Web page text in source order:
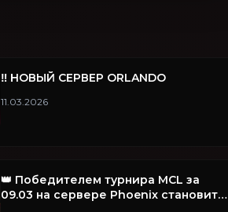
‼️ НОВЫЙ СЕРВЕР ORLANDO
11.03.2026
👑 Победителем турнира MCL за
09.03 на сервере Phoenix становится